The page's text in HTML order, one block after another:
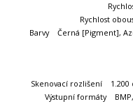
Rychlost
Barvy Černá [Pigment],
Skenovací rozlišení 1.200
Výstupní formáty BMP,